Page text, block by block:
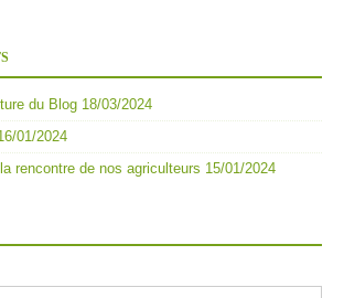
du Blog 18/03/2024
01/2024
rencontre de nos agriculteurs 15/01/2024